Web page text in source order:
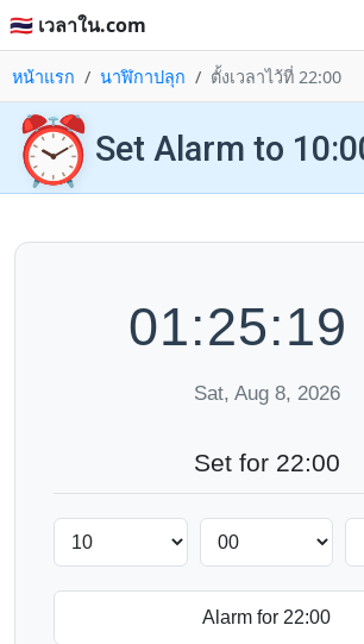
🇹🇭 เวลาใน.com
หน้าแรก นาฬิกาปลุก ตั้งเวลาไว้ที่ 22:00
⏰ Set Alarm to
01:25:19
Sat, Aug 8, 2026
Set for 22:00